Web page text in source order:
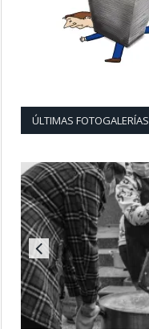
ÚLTIMAS FOTOGALERÍAS